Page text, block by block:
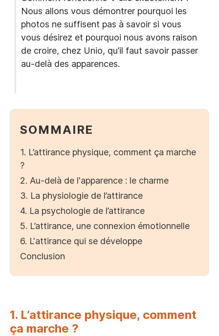
Nous allons vous démontrer pourquoi les
photos ne suffisent pas à savoir si vous
vous désirez et pourquoi nous avons raison
de croire, chez Unio, qu’il faut savoir passer
au-delà des apparences.
SOMMAIRE
1. L’attirance physique, comment ça marche
?
2. Au-delà de l'apparence : le charme
3. La physiologie de l’attirance
4. La psychologie de l’attirance
5. L’attirance, une connexion émotionnelle
6. L'attirance qui se développe
Conclusion
1. L’attirance physique, comment
ça marche ?